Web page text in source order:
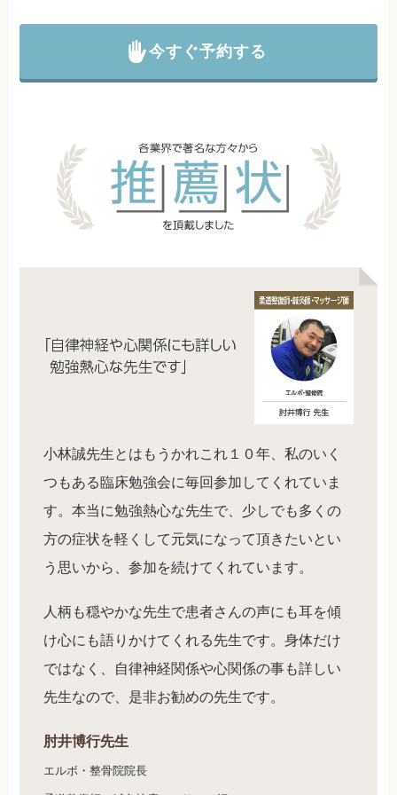
今すぐ予約する
小林誠先生とはもうかれこれ１０年、私のいく
つもある臨床勉強会に毎回参加してくれていま
す。本当に勉強熱心な先生で、少しでも多くの
方の症状を軽くして元気になって頂きたいとい
う思いから、参加を続けてくれています。
人柄も穏やかな先生で患者さんの声にも耳を傾
け心にも語りかけてくれる先生です。身体だけ
ではなく、自律神経関係や心関係の事も詳しい
先生なので、是非お勧めの先生です。
肘井博行先生
エルボ・整骨院院長